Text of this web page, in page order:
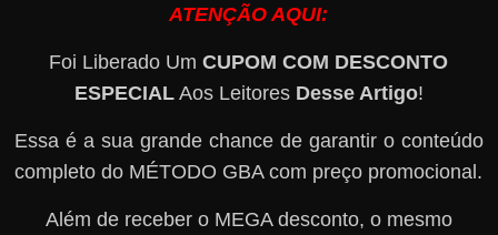
ATENÇÃO AQUI:
Foi Liberado UmCUPOM COM DESCONTO
ESPECIALAos Leitores Desse Artigo!
Essa é a sua grande chance de garantir o conteúdo
completo do MÉTODO GBA com preço promocional.
Além de receber o MEGA desconto, o mesmo